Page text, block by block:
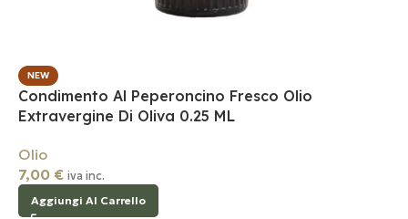
NEW
Condimento Al Peperoncino Fresco Olio
Extravergine Di Oliva 0.25 ML
Olio
7,00 € iva inc.
Aggiungi Al Carrello